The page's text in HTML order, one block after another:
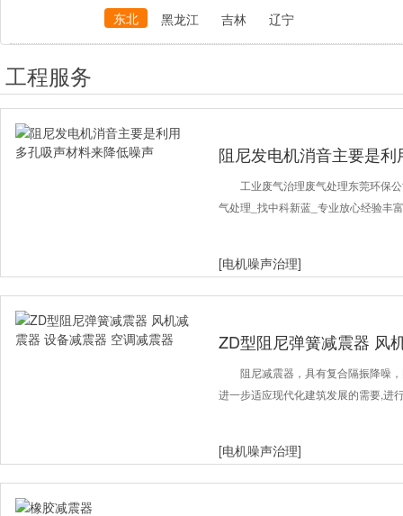
东北
黑龙江 吉林 辽宁
工程服务
阻尼发电机消音主要是
工业废气治理废气处理东莞环保
气处理_找中科新蓝_专业放心经验丰
[电机噪声治理]
ZD型阻尼弹簧减震器 风
减震器
阻尼减震器，具有复合隔振降噪
进一步适应现代化建筑发展的需要,进
[电机噪声治理]